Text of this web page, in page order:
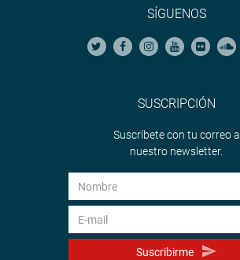
SÍGUENOS
SUSCRIPCIÓN
Suscríbete con tu correo a
nuestro newsletter.
Suscribirme